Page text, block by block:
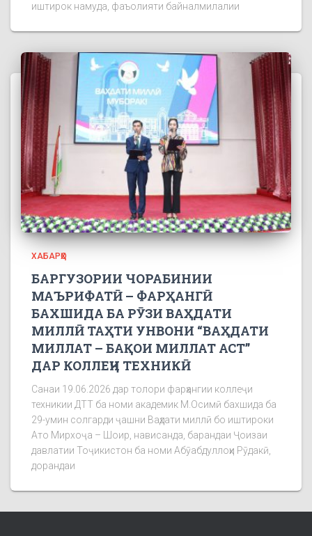
иштирок намуда, фаъолияти байналмилалии
ХАБАРҲО
БАРГУЗОРИИ ЧОРАБИНИИ
МАЪРИФАТӢ – ФАРҲАНГӢ
БАХШИДА БА РӮЗИ ВАҲДАТИ
МИЛЛӢ ТАҲТИ УНВОНИ “ВАҲДАТИ
МИЛЛАТ – БАҚОИ МИЛЛАТ АСТ”
ДАР КОЛЛЕҶИ ТЕХНИКӢ
Санаи 19.06.2026 дар толори фарҳангии коллеҷи
техникии ДТТ ба номи академик М.Осимӣ бахшида ба
29-умин солгарди ҷашни Ваҳдати миллӣ бо иштироки
Ато Мирхоҷа – Шоир, нависанда, барандаи Ҷоизаи
давлатии Тоҷикистон ба номи Абӯабдуллоҳи Рӯдакӣ,
дорандаи